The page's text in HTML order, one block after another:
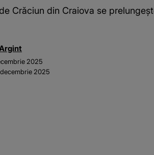
Crăciun din Craiova se
2025
2025